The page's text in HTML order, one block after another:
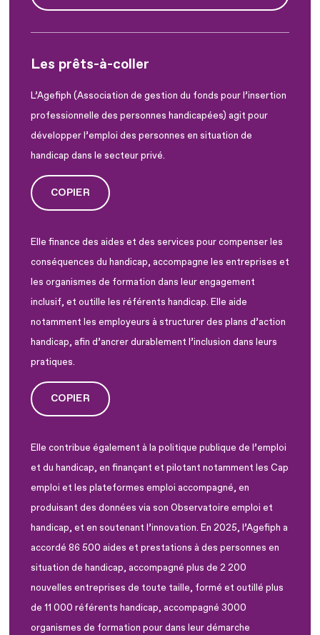
Les prêts-à-coller
L’Agefiph (Association de gestion du fonds pour l’insertion
professionnelle des personnes handicapées) agit pour
développer l’emploi des personnes en situation de
handicap dans le secteur privé.
COPIER
Elle finance des aides et des services pour compenser les
conséquences du handicap, accompagne les entreprises et
les organismes de formation dans leur engagement
inclusif, et outille les référents handicap. Elle aide
notamment les employeurs à structurer des plans d’action
handicap, afin d’ancrer durablement l’inclusion dans leurs
pratiques.
COPIER
Elle contribue également à la politique publique de l’emploi
et du handicap, en finançant et pilotant notamment les Cap
emploi et les plateformes emploi accompagné, en
produisant des données via son Observatoire emploi et
handicap, et en soutenant l’innovation. En 2025, l’Agefiph a
accordé 86 500 aides et prestations à des personnes en
situation de handicap, accompagné plus de 2 200
nouvelles entreprises de toute taille, formé et outillé plus
de 11 000 référents handicap, accompagné 3000
organismes de formation pour dans leur démarche